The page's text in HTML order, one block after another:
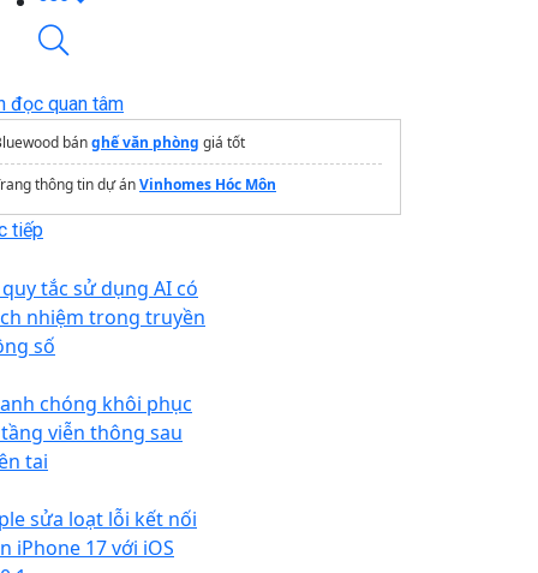
đọc quan tâm
bánghế văn phòng giá tốt
thông tin dự ánVinhomes Hóc Môn
tiếp
tắc sử dụng AI có
nhiệm trong truyền
số
chóng khôi phục
viễn thông sau
tai
sửa loạt lỗi kết nối
iPhone 17 với iOS